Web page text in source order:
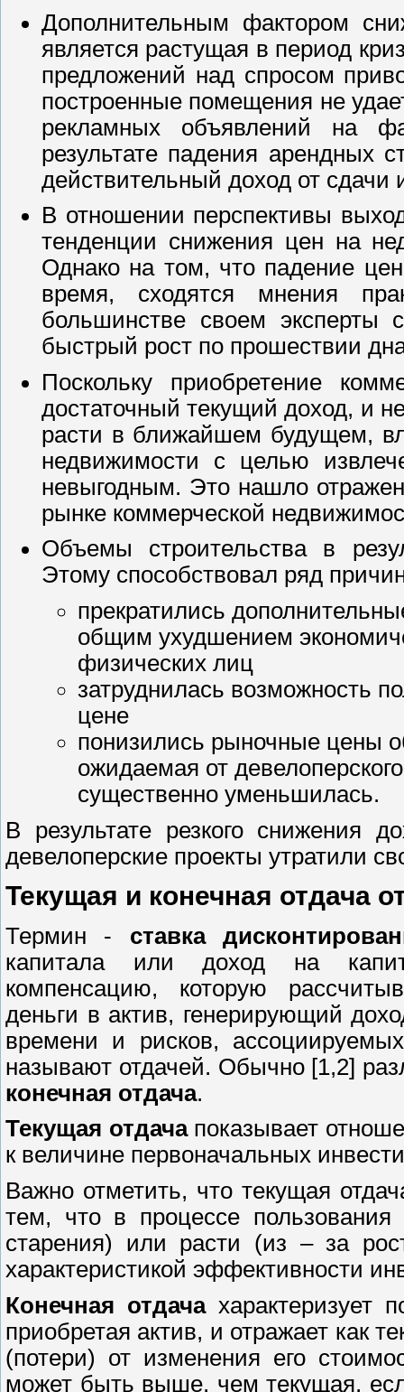
Дополнительным фактором
является растущая в период
предложений над спросом
построенные помещения не
рекламных объявлений на
результате падения арендных
действительный доход от сдачи
В отношении перспективы
тенденции снижения цен на
Однако на том, что падение
время, сходятся мнения
большинстве своем эксперты
быстрый рост по прошествии
Поскольку приобретение
достаточный текущий доход, и
расти в ближайшем будущем,
недвижимости с целью
невыгодным. Это нашло
рынке коммерческой
Объемы строительства в
Этому способствовал ряд
прекратились
общим ухудшением
физических лиц
затруднилась возможность
цене
понизились рыночные цены
ожидаемая от
существенно уменьшилась.
В результате резкого снижения
девелоперские проекты утратили
Текущая и конечная отдача
Термин - ставка
капитала или доход на
компенсацию, которую
деньги в актив, генерирующий
времени и рисков,
называют отдачей. Обычно [1,2]
конечная отдача.
Текущая отдачапоказывает
к величине первоначальных
Важно отметить, что текущая
тем, что в процессе
старения) или расти (из – за
характеристикой эффективности
Конечная отдачахарактеризует
приобретая актив, и отражает как
(потери) от изменения его
может быть выше, чем текущая,